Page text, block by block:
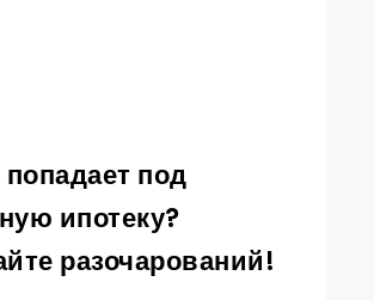
попадает под
ипотеку?
разочарований!